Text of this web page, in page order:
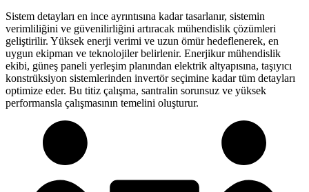
Sistem detayları en ince ayrıntısına kadar tasarlanır, sistemin
verimliliğini ve güvenilirliğini artıracak mühendislik çözümleri
geliştirilir. Yüksek enerji verimi ve uzun ömür hedeflenerek, en
uygun ekipman ve teknolojiler belirlenir. Enerjikur mühendislik
ekibi, güneş paneli yerleşim planından elektrik altyapısına, taşıyıcı
konstrüksiyon sistemlerinden invertör seçimine kadar tüm detayları
optimize eder. Bu titiz çalışma, santralin sorunsuz ve yüksek
performansla çalışmasının temelini oluşturur.